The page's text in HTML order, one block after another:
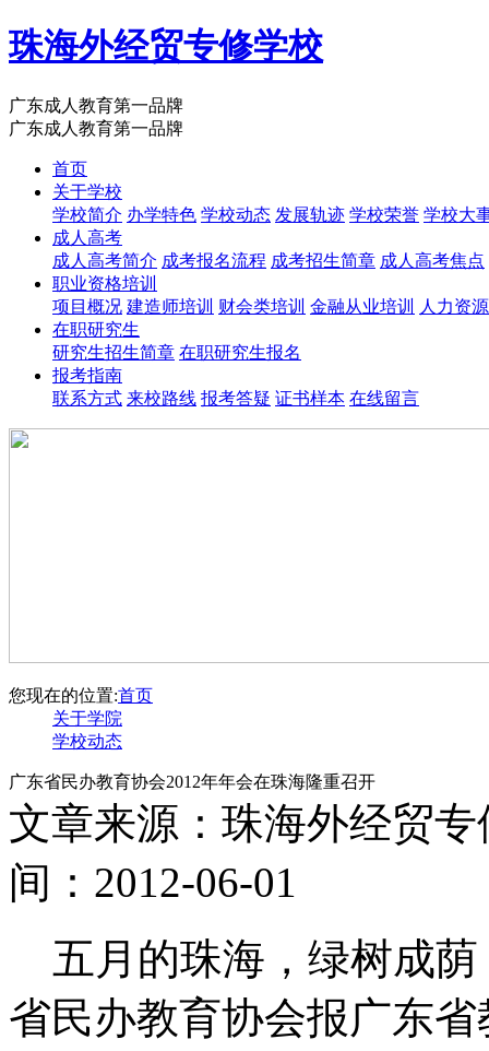
珠海外经贸专修学校
广东成人教育第一品牌
广东成人教育第一品牌
首页
关于学校
学校简介 办学特色 学校动态 发展轨迹 学校荣誉 学校大
成人高考
成人高考简介 成考报名流程 成考招生简章 成人高考焦点
职业资格培训
项目概况 建造师培训 财会类培训 金融从业培训
人力资
在职研究生
研究生招生简章 在职研究生报名
报考指南
联系方式 来校路线 报考答疑 证书样本 在线留言
您现在的位置:首页
关于学院
学校动态
广东省民办教育协会2012年年会在珠海隆重召开
文章来源：珠海外经贸
间：2012-06-01
五月的珠海，绿树成荫
省民办教育协会报广东